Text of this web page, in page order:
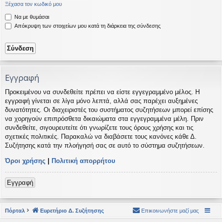
Ξέχασα τον κωδικό μου
Να με θυμάσαι
Απόκρυψη των στοιχείων μου κατά τη διάρκεια της σύνδεσης
Εγγραφή
Προκειμένου να συνδεθείτε πρέπει να είστε εγγεγραμμένο μέλος. Η
εγγραφή γίνεται σε λίγα μόνο λεπτά, αλλά σας παρέχει αυξημένες
δυνατότητες. Οι διαχειριστές του συστήματος συζητήσεων μπορεί επίσης
να χορηγούν επιπρόσθετα δικαιώματα στα εγγεγραμμένα μέλη. Πριν
συνδεθείτε, σιγουρευτείτε ότι γνωρίζετε τους όρους χρήσης και τις
σχετικές πολιτικές. Παρακαλώ να διαβάσετε τους κανόνες κάθε Δ.
Συζήτησης κατά την πλοήγησή σας σε αυτό το σύστημα συζητήσεων.
Όροι χρήσης | Πολιτική απορρήτου
Εγγραφή
Πόρταλ Ευρετήριο Δ. Συζήτησης Επικοινωνήστε μαζί μας